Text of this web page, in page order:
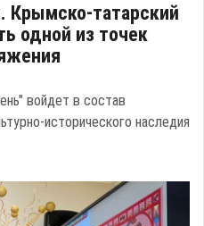
Крымско-татарский
одной из точек
войдет в состав
исторического наследия